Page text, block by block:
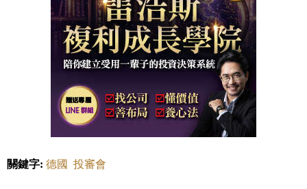
關鍵字: 德國 投審會